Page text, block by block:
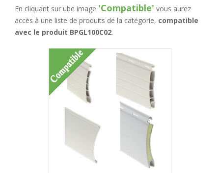
En cliquant sur ube image 'Compatible' vous aurez
accès à une liste de produits de la catégorie, compatible
avec le produit BPGL100C02.